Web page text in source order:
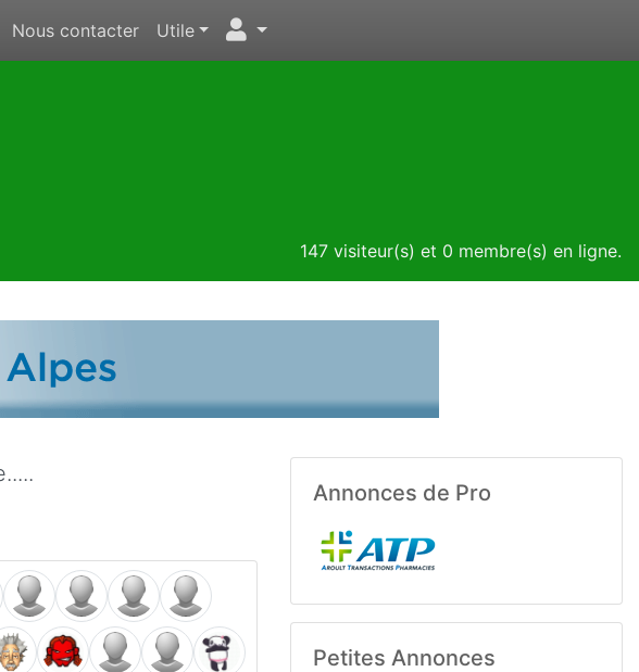
Nous contacter Utile
147 visiteur(s) et 0 membre(s) en ligne.
Annonces de Pro
Petites Annonces